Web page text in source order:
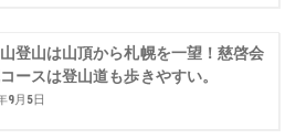
登山は山頂から札幌を一望！慈啓会
ースは登山道も歩きやすい。
9月5日